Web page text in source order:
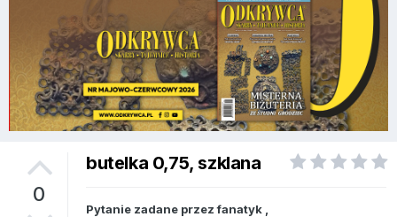
0
butelka 0,75, szklana
Pytanie zadane przezfanatyk